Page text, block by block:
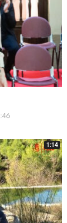
1:14